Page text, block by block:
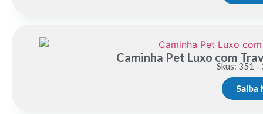
Caminha Pet Luxo com
Skus: 351
Saiba